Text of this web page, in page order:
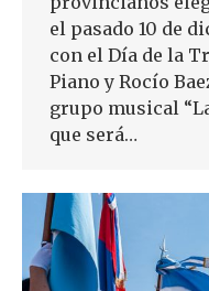
el pasado 10 de
con el Día de la
Piano y Rocío
grupo musical
que será…